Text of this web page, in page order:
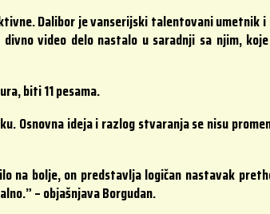
Dalibor je vanserijski talentovani umetnik i
video delo nastalo u saradnji sa njim,
biti 11 pesama.
Osnovna ideja i razlog stvaranja se nisu
na bolje, on predstavlja logičan nastavak
– objašnjava Borgudan.